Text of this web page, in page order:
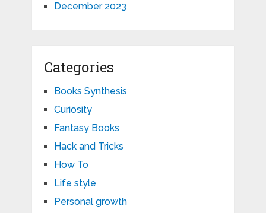
December 2023
Categories
Books Synthesis
Curiosity
Fantasy Books
Hack and Tricks
How To
Life style
Personal growth